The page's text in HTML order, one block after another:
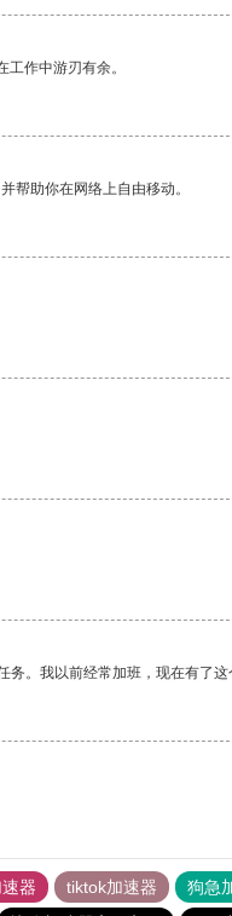
作中游刃有余。
帮助你在网络上自由移动。
。我以前经常加班，现在有了
器 tiktok加速器 狗急